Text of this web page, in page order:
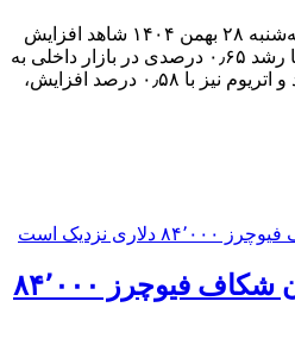
بازار ارزهای دیجیتال امروز سه‌شنبه ۲۸ بهمن ۱۴۰۴ شاهد افزایش
نسبی قیمت‌ها بود. بیت کوین با رشد ۰٫۶۵ درصدی در بازار داخلی به
بیش از ۱۱۰ میلیارد ریال رسید و اتریوم نیز با ۰٫۵۸ درصد افزایش،
بیت کوین به پر کردن شکاف فیوچرز ۸۴٬۰۰۰